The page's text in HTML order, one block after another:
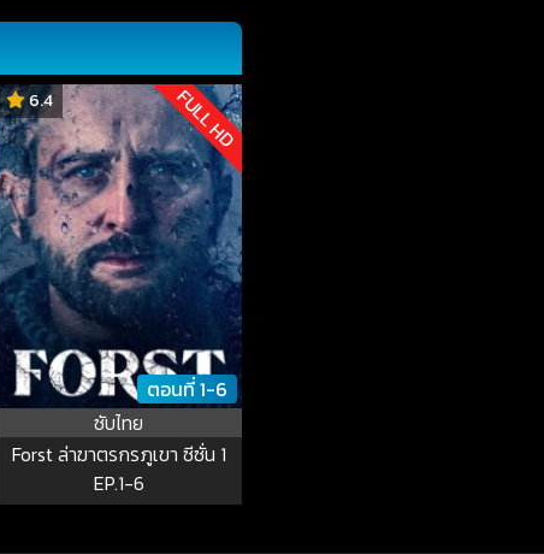
6.4 FULL HD
ตอนที่ 1-6
ซับไทย
Forst ล่าฆาตรกรภูเขา ซีซั่น 1
EP.1-6